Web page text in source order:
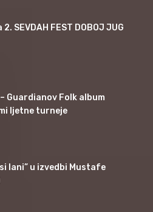
SEVDAH FEST DOBOJ JUG
Guardianov Folk album
ljetne turneje
lani” u izvedbi Mustafe